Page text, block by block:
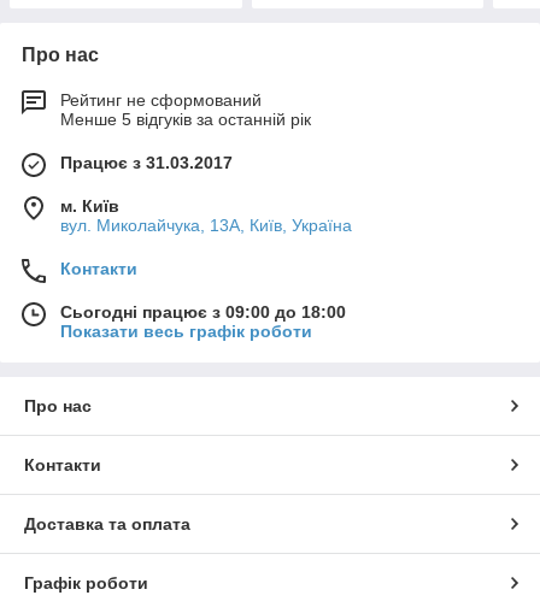
Про нас
Рейтинг не сформований
Менше 5 відгуків за останній рік
Працює з 31.03.2017
м. Київ
вул. Миколайчука, 13А, Київ, Україна
Контакти
Сьогодні працює з 09:00 до 18:00
Показати весь графік роботи
Про нас
Контакти
Доставка та оплата
Графік роботи